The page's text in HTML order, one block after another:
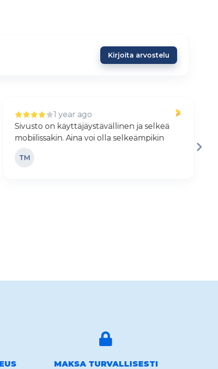
Kirjoita arvostelu
1 year ago
Sivusto on käyttäjäystävällinen ja selkeä
mobiilissakin. Aina voi olla selkeämpikin
TM
MAKSA TURVALLISESTI